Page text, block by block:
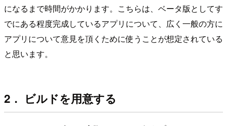
になるまで時間がかかります。こちらは、ベータ版としてす
でにある程度完成しているアプリについて、広く一般の方に
アプリについて意見を頂くために使うことが想定されている
と思います。
2． ビルドを用意する